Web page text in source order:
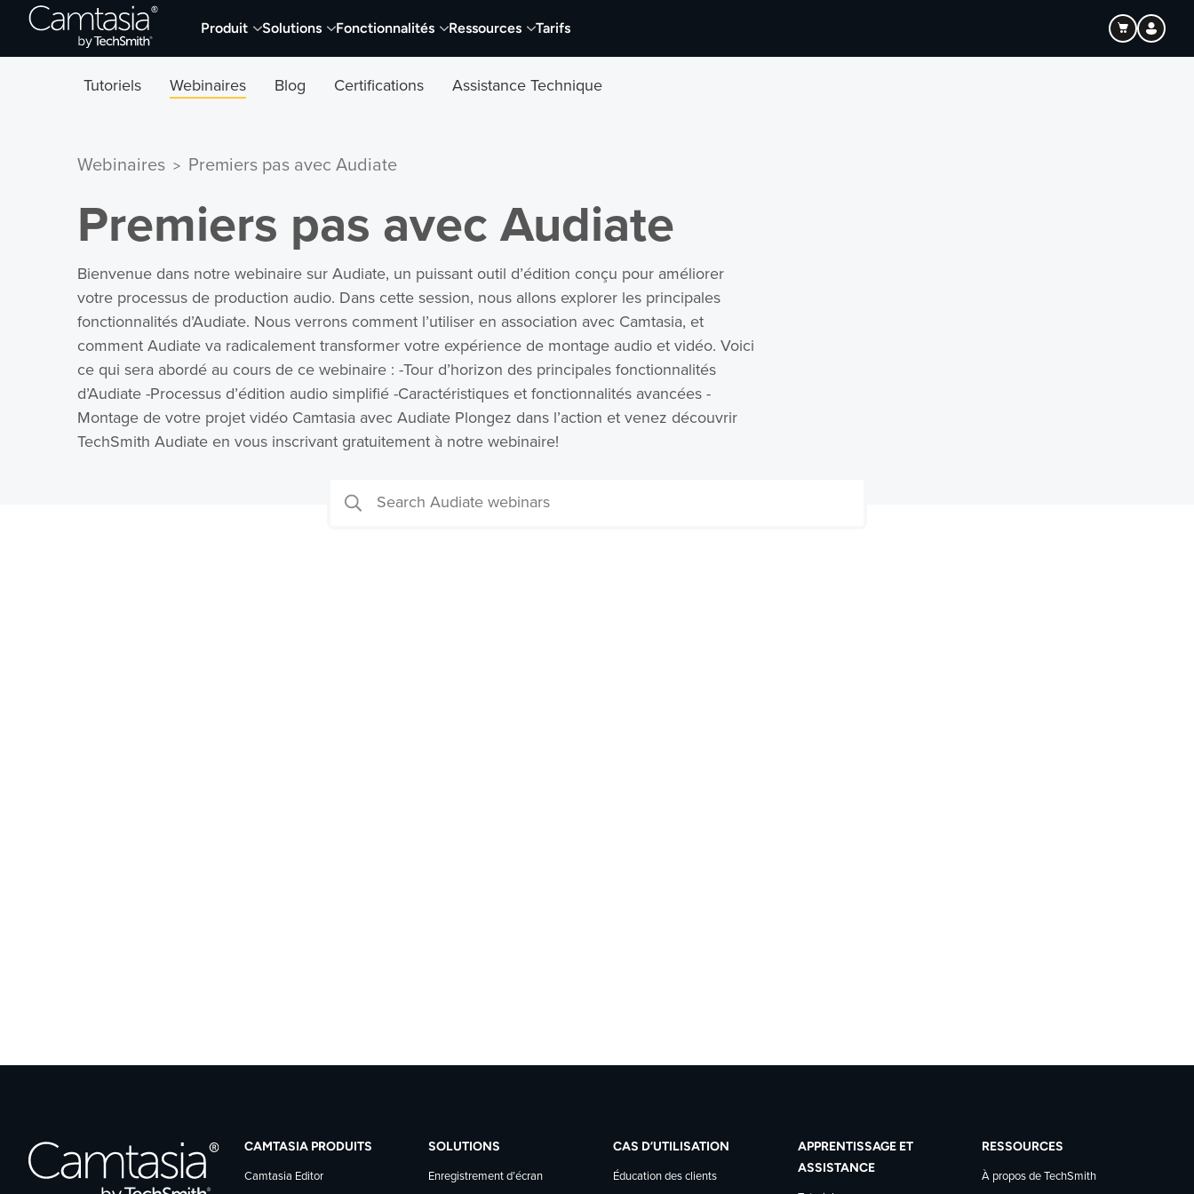
Passer
directement
Produit Solutions Fonctionnalités Ressources Tarifs
Tutoriels Webinaires Blog Certifications Assistance Technique
Webinaires > Premiers pas avec Audiate
Premiers pas avec Audiate
Bienvenue dans notre webinaire sur Audiate, un puissant outil d’édition conçu pour améliorer
votre processus de production audio. Dans cette session, nous allons explorer les principales
fonctionnalités d’Audiate. Nous verrons comment l’utiliser en association avec Camtasia, et
comment Audiate va radicalement transformer votre expérience de montage audio et vidéo. Voici
ce qui sera abordé au cours de ce webinaire : -Tour d’horizon des principales fonctionnalités
d’Audiate -Processus d’édition audio simplifié -Caractéristiques et fonctionnalités avancées -
Montage de votre projet vidéo Camtasia avec Audiate Plongez dans l’action et venez découvrir
TechSmith Audiate en vous inscrivant gratuitement à notre webinaire!
CAMTASIA PRODUITS
Camtasia Editor
SOLUTIONS
Enregistrement d’écran
CAS D’UTILISATION
Éducation des clients
APPRENTISSAGE ET
ASSISTANCE
RESSOURCES
À propos de TechSmith